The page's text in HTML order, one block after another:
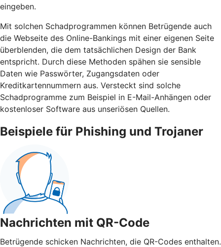
eingeben.
Mit solchen Schadprogrammen können Betrügende auch
die Webseite des Online-Bankings mit einer eigenen Seite
überblenden, die dem tatsächlichen Design der Bank
entspricht. Durch diese Methoden spähen sie sensible
Daten wie Passwörter, Zugangsdaten oder
Kreditkartennummern aus. Versteckt sind solche
Schadprogramme zum Beispiel in E-Mail-Anhängen oder
kostenloser Software aus unseriösen Quellen.
Beispiele für Phishing und Trojaner
Nachrichten mit QR-Code
Betrügende schicken Nachrichten, die QR-Codes enthalten.